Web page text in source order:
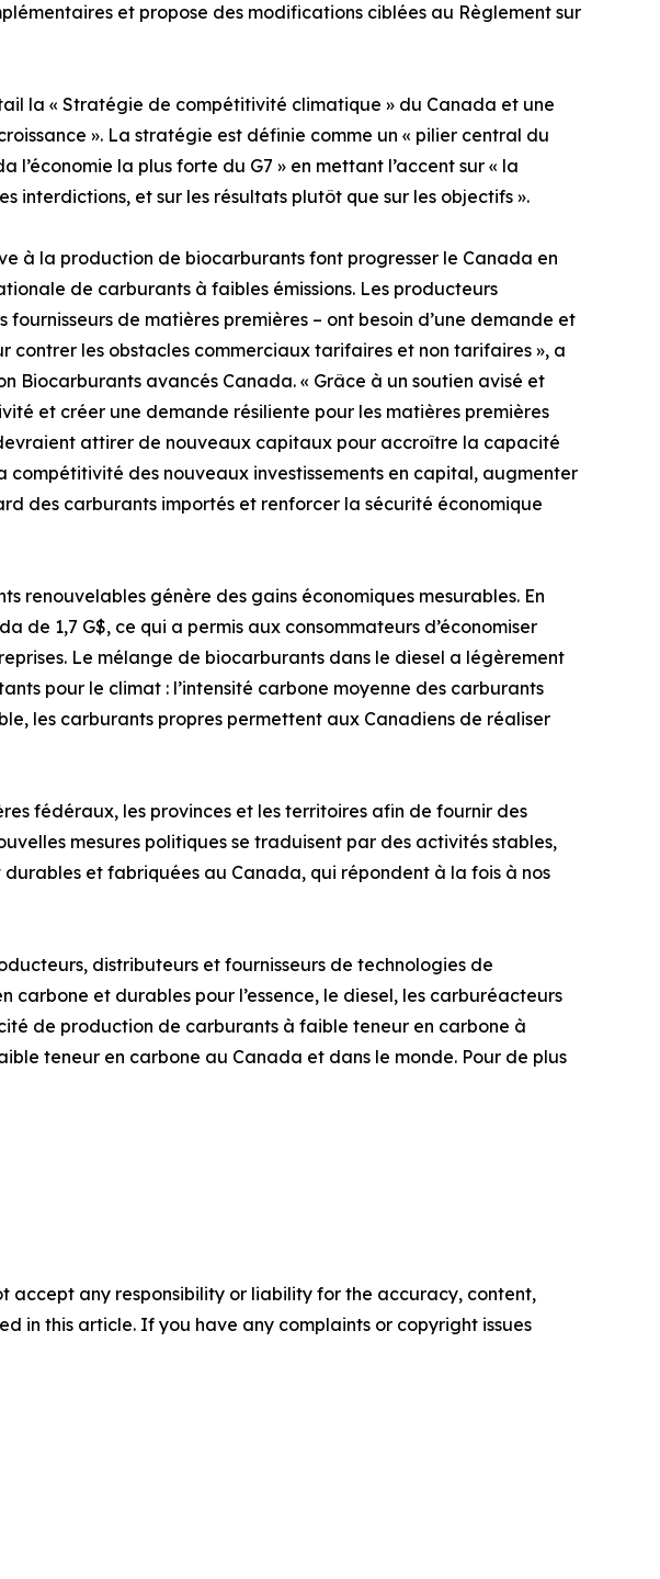
et propose des modifications ciblées au Règlement sur
la « Stratégie de compétitivité climatique » du Canada et une
». La stratégie est définie comme un « pilier central du
la plus forte du G7 » en mettant l’accent sur « la
interdictions, et sur les résultats plutôt que sur les objectifs ».
à la production de biocarburants font progresser le Canada en
de carburants à faibles émissions. Les producteurs
de matières premières – ont besoin d’une demande et
contrer les obstacles commerciaux tarifaires et non tarifaires », a
Biocarburants avancés Canada. « Grâce à un soutien avisé et
et créer une demande résiliente pour les matières premières
attirer de nouveaux capitaux pour accroître la capacité
des nouveaux investissements en capital, augmenter
des carburants importés et renforcer la sécurité économique
renouvelables génère des gains économiques mesurables. En
de 1,7 G$, ce qui a permis aux consommateurs d’économiser
Le mélange de biocarburants dans le diesel a légèrement
pour le climat : l’intensité carbone moyenne des carburants
les carburants propres permettent aux Canadiens de réaliser
fédéraux, les provinces et les territoires afin de fournir des
mesures politiques se traduisent par des activités stables,
durables et fabriquées au Canada, qui répondent à la fois à nos
distributeurs et fournisseurs de technologies de
et durables pour l’essence, le diesel, les carburéacteurs
de production de carburants à faible teneur en carbone à
teneur en carbone au Canada et dans le monde. Pour de plus
accept any responsibility or liability for the accuracy, content,
in this article. If you have any complaints or copyright issues